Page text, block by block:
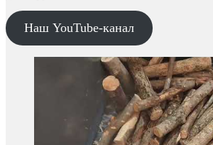
Наш YouTube-канал